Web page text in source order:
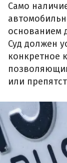
Само
основанием
Суд должен
конкретное
или